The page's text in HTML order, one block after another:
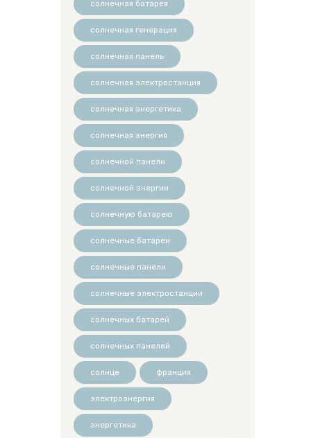
солнечная батарея
солнечная генерация
солнечная панель
солнечная электростанция
солнечная энергетика
солнечная энергия
солнечной панели
солнечной энергии
солнечную батарею
солнечные батареи
солнечные панели
солнечные электростанции
солнечных батарей
солнечных панелей
солнце франция
электроэнергия
энергетика